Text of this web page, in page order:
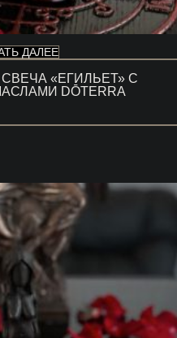
ДАЛЕЕ
«ЕГИЛЬЕТ» С
DŌTERRA